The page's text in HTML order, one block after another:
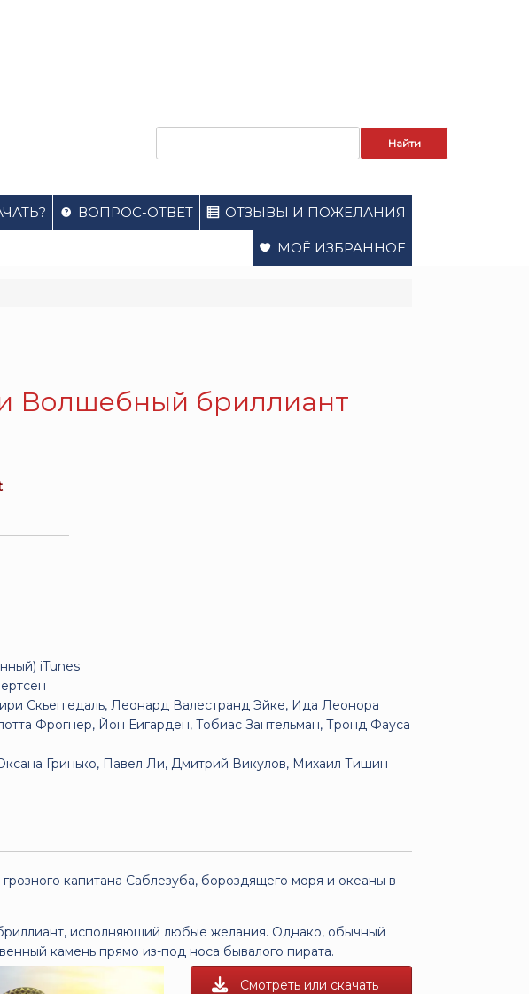
ВОПРОС-ОТВЕТ ОТЗЫВЫ И ПОЖЕЛАНИЯ
МОЁ ИЗБРАННОЕ
Волшебный бриллиант
iTunes
Скьеггедаль, Леонард Валестранд Эйке, Ида Леонора
Фрогнер, Йон Ёигарден, Тобиас Зантельман, Тронд Фауса
Гринько, Павел Ли, Дмитрий Викулов, Михаил Тишин
капитана Саблезуба, бороздящего моря и океаны в
исполняющий любые желания. Однако, обычный
камень прямо из-под носа бывалого пирата.
Смотреть или скачать